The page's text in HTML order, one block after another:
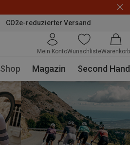
CO2e-reduzierter Versand
Mein KontoWunschlisteWarenkorb
Shop Magazin Second Hand